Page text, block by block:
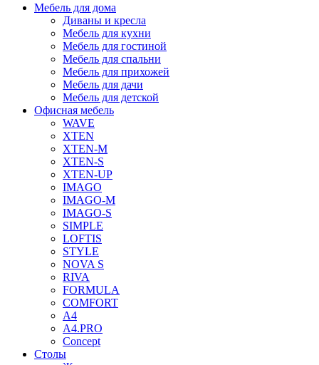
Мебель для дома
Диваны и кресла
Мебель для кухни
Мебель для гостиной
Мебель для спальни
Мебель для прихожей
Мебель для дачи
Мебель для детской
Офисная мебель
WAVE
XTEN
XTEN-M
XTEN-S
XTEN-UP
IMAGO
IMAGO-M
IMAGO-S
SIMPLE
LOFTIS
STYLE
NOVA S
RIVA
FORMULA
COMFORT
A4
A4.PRO
Concept
Столы